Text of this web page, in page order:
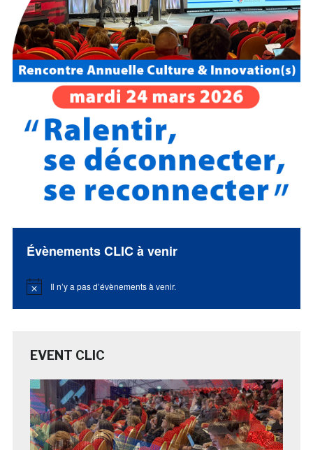
Évènements CLIC à venir
Notice Il n’y a pas d’évènements à venir.
EVENT CLIC